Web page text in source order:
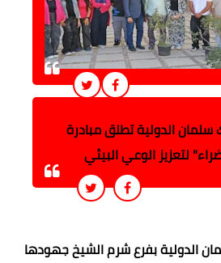
سلمان الدولية تطلق مبادرة
لتعزيز الوعي البيئي
الدولية بفرع شرم الشيخ جهودها